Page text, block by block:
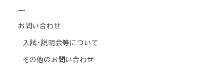
—
お問い合わせ
入試・説明会等について
その他のお問い合わせ